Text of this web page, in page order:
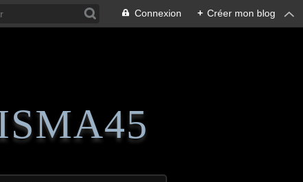
Connexion + Créer mon blog